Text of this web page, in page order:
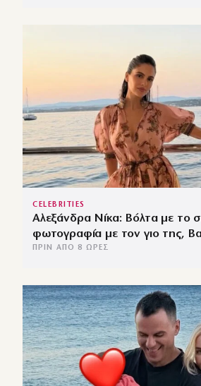
CELEBRITIES
Αλεξάνδρα Νίκα: Βόλτα με το
φωτογραφία με τον γιο της,
ΠΡΙΝ ΑΠΌ 8 ΏΡΕΣ